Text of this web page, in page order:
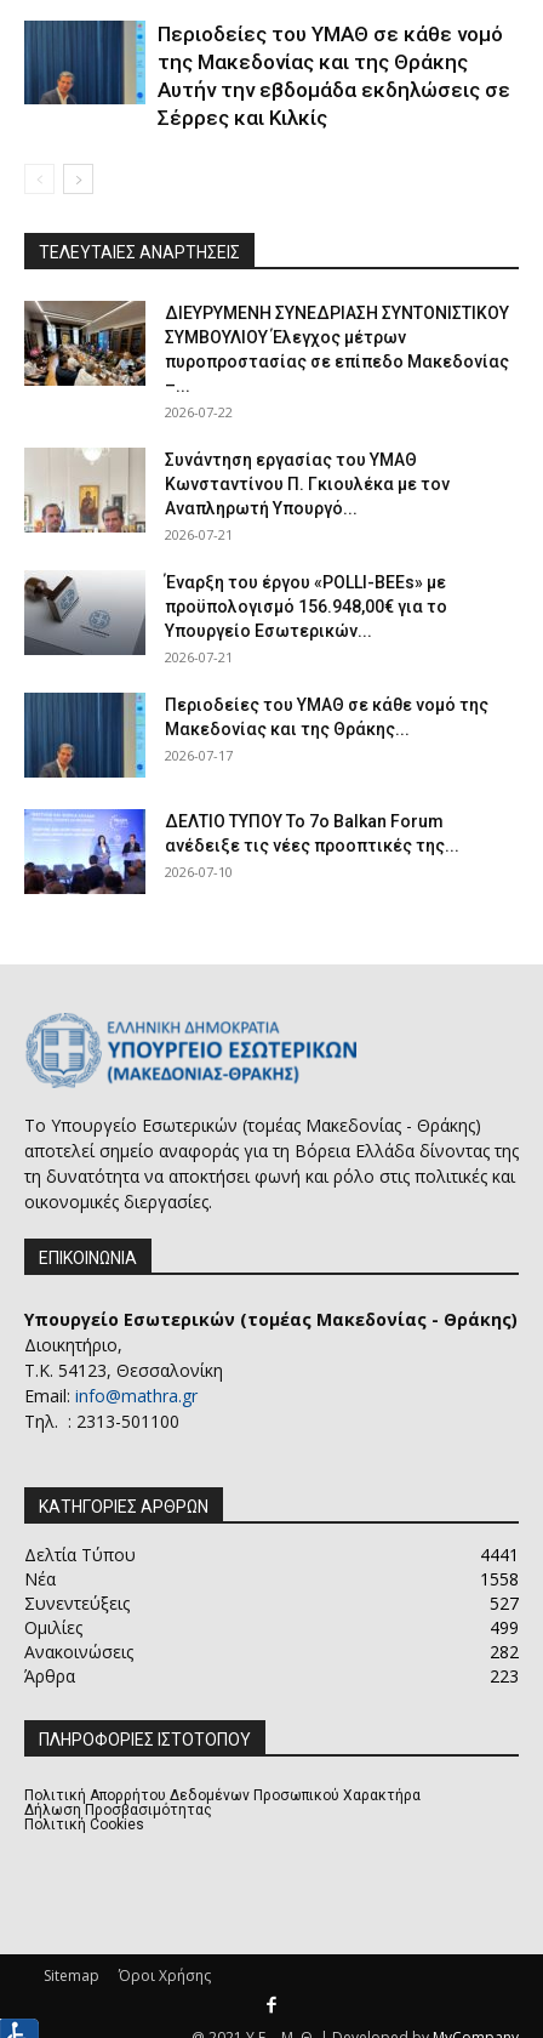
Περιοδείες του ΥΜΑΘ σε κάθε νομό
της Μακεδονίας και της Θράκης
Αυτήν την εβδομάδα εκδηλώσεις σε
Σέρρες και Κιλκίς
ΤΕΛΕΥΤΑΙΕΣ ΑΝΑΡΤΗΣΕΙΣ
ΔΙΕΥΡΥΜΕΝΗ ΣΥΝΕΔΡΙΑΣΗ ΣΥΝΤΟΝΙΣΤΙΚΟΥ
ΣΥΜΒΟΥΛΙΟΥ Έλεγχος μέτρων
πυροπροστασίας σε επίπεδο Μακεδονίας
–...
2026-07-22
Συνάντηση εργασίας του ΥΜΑΘ
Κωνσταντίνου Π. Γκιουλέκα με τον
Αναπληρωτή Υπουργό...
2026-07-21
Έναρξη του έργου «POLLI-BEEs» με
προϋπολογισμό 156.948,00€ για το
Υπουργείο Εσωτερικών...
2026-07-21
Περιοδείες του ΥΜΑΘ σε κάθε νομό της
Μακεδονίας και της Θράκης...
2026-07-17
ΔΕΛΤΙΟ ΤΥΠΟΥ Το 7ο Balkan Forum
ανέδειξε τις νέες προοπτικές της...
2026-07-10
Το Υπουργείο Εσωτερικών (τομέας Μακεδονίας - Θράκης)
αποτελεί σημείο αναφοράς για τη Βόρεια Ελλάδα δίνοντας της
τη δυνατότητα να αποκτήσει φωνή και ρόλο στις πολιτικές και
οικονομικές διεργασίες.
ΕΠΙΚΟΙΝΩΝΙΑ
Υπουργείο Εσωτερικών (τομέας Μακεδονίας - Θράκης)
Διοικητήριο,
Τ.Κ. 54123, Θεσσαλονίκη
Email: info@mathra.gr
Τηλ. : 2313-501100
ΚΑΤΗΓΟΡΙΕΣ ΑΡΘΡΩΝ
Δελτία Τύπου
4441
Νέα
1558
Συνεντεύξεις
527
Ομιλίες
499
Ανακοινώσεις
282
Άρθρα
223
ΠΛΗΡΟΦΟΡΙΕΣ ΙΣΤΟΤΟΠΟΥ
Πολιτική Απορρήτου Δεδομένων Προσωπικού Χαρακτήρα
Δήλωση Προσβασιμότητας
Πολιτική Cookies
Sitemap Όροι Χρήσης